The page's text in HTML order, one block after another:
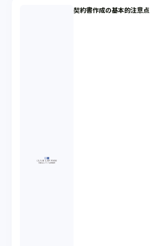
契約書作成の基本的注意点